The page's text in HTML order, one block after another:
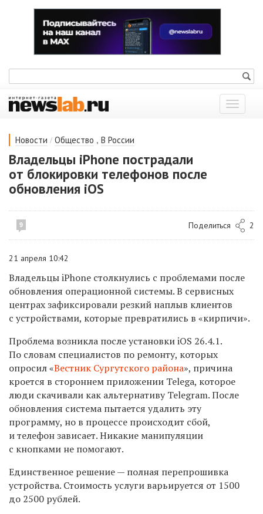
Показать
меню
Новости / Общество , В России
Владельцы iPhone пострадали
от блокировки телефонов после
обновления iOS
9 Поделиться 2
21 апреля 10:42
Владельцы iPhone столкнулись с проблемами после
обновления операционной системы. В сервисных
центрах зафиксировали резкий наплыв клиентов
с устройствами, которые превратились в «кирпичи».
Проблема возникла после установки iOS 26.4.1.
По словам специалистов по ремонту, которых
опросил «Вестник Сургутского района», причина
кроется в стороннем приложении Telega, которое
люди скачивали как альтернативу Telegram. После
обновления система пытается удалить эту
программу, но в процессе происходит сбой,
и телефон зависает. Никакие манипуляции
с кнопками не помогают.
Единственное решение — полная перепрошивка
устройства. Стоимость услуги варьируется от 1500
до 2500 рублей.